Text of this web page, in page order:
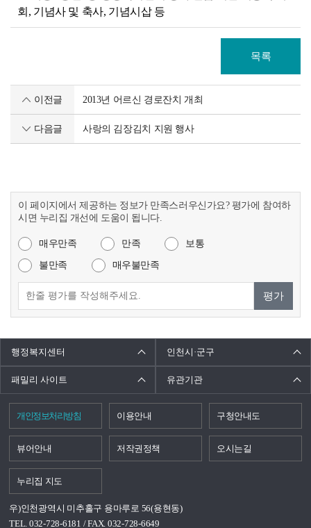
회, 기념사 및 축사, 기념시삽 등
목록
이전글 2013년 어르신 경로잔치 개최
다음글 사랑의 김장김치 지원 행사
이 페이지에서 제공하는 정보가 만족스러우신가요? 평가에 참여하
시면 누리집 개선에 도움이 됩니다.
매우만족 만족 보통
불만족 매우불만족
평가
행정복지센터 인천시·군구
패밀리 사이트 유관기관
개인정보처리방침 이용안내 구청안내도
뷰어안내 저작권정책 오시는길
누리집 지도
우)인천광역시 미추홀구 용마루로 56(용현동)
TEL. 032-728-6181 / FAX. 032-728-6649